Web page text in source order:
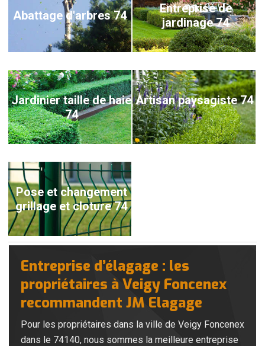
Abattage d'arbres 74
Entreprise de
jardinage 74
Jardinier taille de haie
74
Artisan paysagiste 74
Pose et changement
grillage et cloture 74
Entreprise d’élagage : les
propriétaires à Veigy Foncenex
recommandent JM Elagage
Pour les propriétaires dans la ville de Veigy Foncenex
dans le 74140, nous sommes la meilleure entreprise